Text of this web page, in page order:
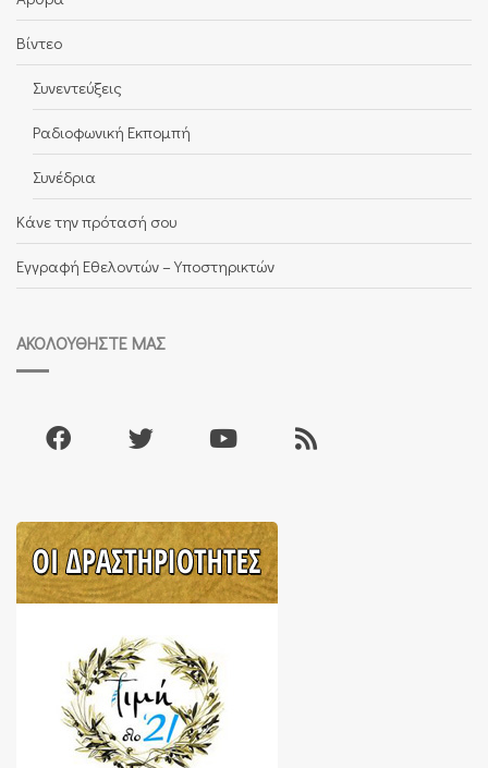
Βίντεο
Συνεντεύξεις
Ραδιοφωνική Εκπομπή
Συνέδρια
Κάνε την πρότασή σου
Εγγραφή Εθελοντών – Υποστηρικτών
ΑΚΟΛΟΥΘΉΣΤΕ ΜΑΣ